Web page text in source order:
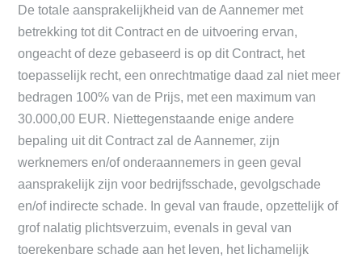
De totale aansprakelijkheid van de Aannemer met
betrekking tot dit Contract en de uitvoering ervan,
ongeacht of deze gebaseerd is op dit Contract, het
toepasselijk recht, een onrechtmatige daad zal niet meer
bedragen 100% van de Prijs, met een maximum van
30.000,00 EUR. Niettegenstaande enige andere
bepaling uit dit Contract zal de Aannemer, zijn
werknemers en/of onderaannemers in geen geval
aansprakelijk zijn voor bedrijfsschade, gevolgschade
en/of indirecte schade. In geval van fraude, opzettelijk of
grof nalatig plichtsverzuim, evenals in geval van
toerekenbare schade aan het leven, het lichamelijk